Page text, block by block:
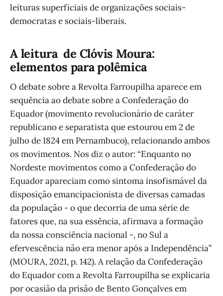
leituras superficiais de organizações sociais-
democratas e sociais-liberais.
A leitura de Clóvis Moura:
elementos para polêmica
O debate sobre a Revolta Farroupilha aparece em
sequência ao debate sobre a Confederação do
Equador (movimento revolucionário de caráter
republicano e separatista que estourou em 2 de
julho de 1824 em Pernambuco), relacionando ambos
os movimentos. Nos diz o autor: “Enquanto no
Nordeste movimentos como a Confederação do
Equador apareciam como sintoma insofismável da
disposição emancipacionista de diversas camadas
da população - o que decorria de uma série de
fatores que, na sua essência, afirmava a formação
da nossa consciência nacional -, no Sul a
efervescência não era menor após a Independência”
(MOURA, 2021, p. 142). A relação da Confederação
do Equador com a Revolta Farroupilha se explicaria
por ocasião da prisão de Bento Gonçalves em